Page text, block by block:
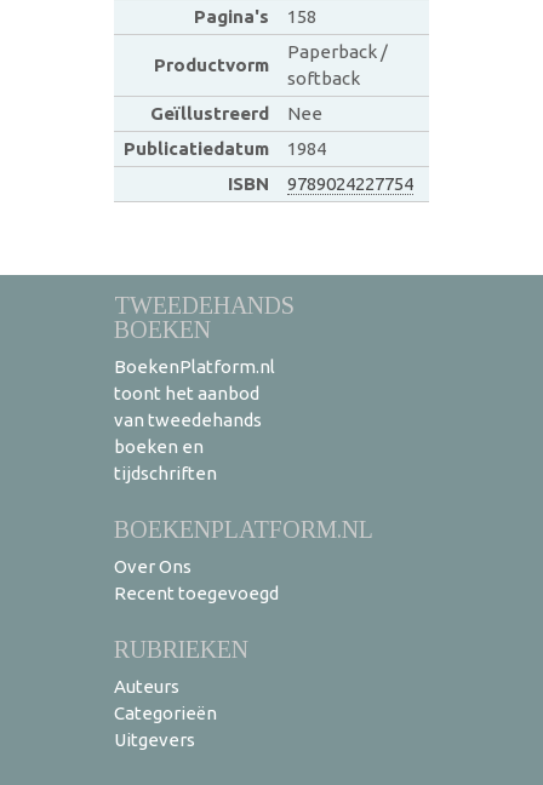
Pagina's
158
Productvorm
Paperback /
softback
Geïllustreerd
Nee
Publicatiedatum
1984
ISBN
9789024227754
TWEEDEHANDS
BOEKEN
BoekenPlatform.nl
toont het aanbod
van tweedehands
boeken en
tijdschriften
BOEKENPLATFORM.NL
Over Ons
Recent toegevoegd
RUBRIEKEN
Auteurs
Categorieën
Uitgevers